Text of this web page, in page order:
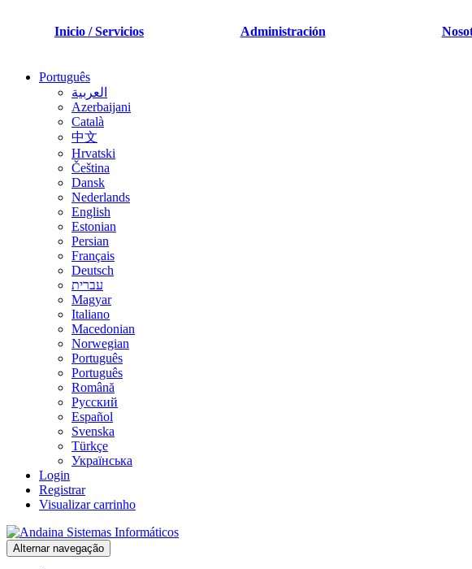
Inicio / Servicios Administración
Português
العربية
Azerbaijani
Català
中文
Hrvatski
Čeština
Dansk
Nederlands
English
Estonian
Persian
Français
Deutsch
עברית
Magyar
Italiano
Macedonian
Norwegian
Português
Português
Română
Русский
Español
Svenska
Türkçe
Українська
Login
Registrar
Visualizar carrinho
Alternar navegação